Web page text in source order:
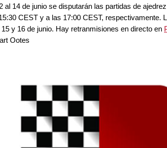
al 14 de junio se disputarán las partidas de
CEST y a las 17:00 CEST, respectivamente.
y 16 de junio. Hay retranmisiones en directo en
Ootes